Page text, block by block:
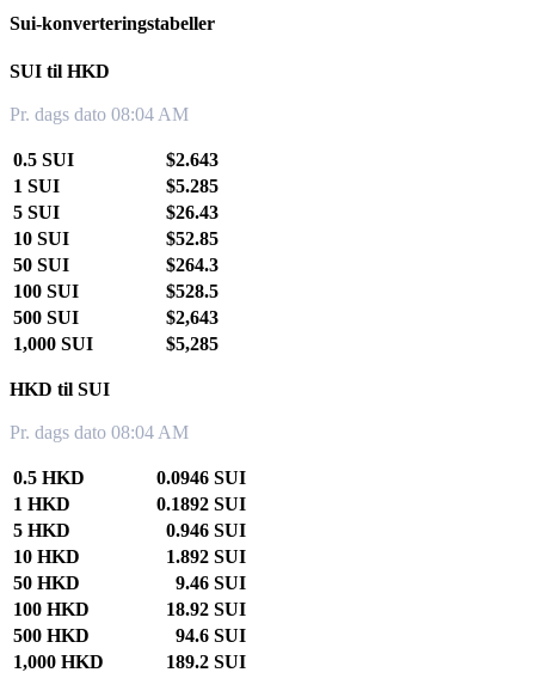
Sui-konverteringstabeller
SUI til HKD
Pr. dags dato 08:04 AM
0.5 SUI
$2.643
1 SUI
$5.285
5 SUI
$26.43
10 SUI
$52.85
50 SUI
$264.3
100 SUI
$528.5
500 SUI
$2,643
1,000 SUI
$5,285
HKD til SUI
Pr. dags dato 08:04 AM
0.5 HKD
0.0946 SUI
1 HKD
0.1892 SUI
5 HKD
0.946 SUI
10 HKD
1.892 SUI
50 HKD
9.46 SUI
100 HKD
18.92 SUI
500 HKD
94.6 SUI
1,000 HKD
189.2 SUI